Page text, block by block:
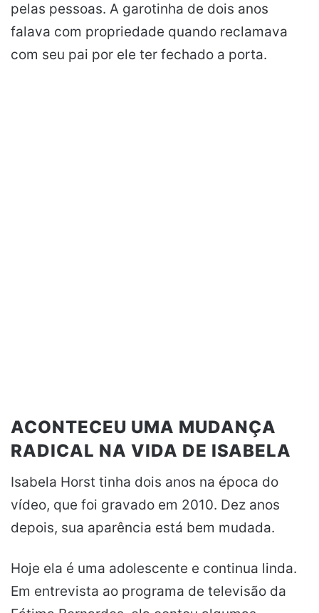
pelas pessoas. A garotinha de dois anos
falava com propriedade quando reclamava
com seu pai por ele ter fechado a porta.
ACONTECEU UMA MUDANÇA
RADICAL NA VIDA DE ISABELA
Isabela Horst tinha dois anos na época do
vídeo, que foi gravado em 2010. Dez anos
depois, sua aparência está bem mudada.
Hoje ela é uma adolescente e continua linda.
Em entrevista ao programa de televisão da